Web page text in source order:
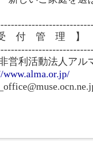
付 管 理 】
営利活動法人アル
www.alma.or.jp/